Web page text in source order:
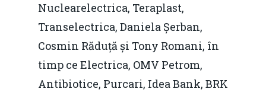
Nuclearelectrica, Teraplast,
Transelectrica, Daniela Șerban,
Cosmin Răduță și Tony Romani, în
timp ce Electrica, OMV Petrom,
Antibiotice, Purcari, Idea Bank, BRK